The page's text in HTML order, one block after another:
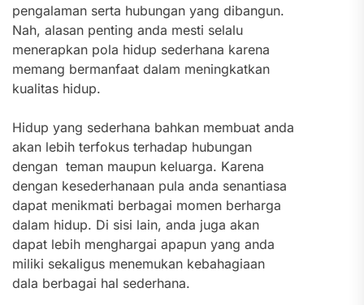
pengalaman serta hubungan yang dibangun.
Nah, alasan penting anda mesti selalu
menerapkan pola hidup sederhana karena
memang bermanfaat dalam meningkatkan
kualitas hidup.
Hidup yang sederhana bahkan membuat anda
akan lebih terfokus terhadap hubungan
dengan teman maupun keluarga. Karena
dengan kesederhanaan pula anda senantiasa
dapat menikmati berbagai momen berharga
dalam hidup. Di sisi lain, anda juga akan
dapat lebih menghargai apapun yang anda
miliki sekaligus menemukan kebahagiaan
dala berbagai hal sederhana.